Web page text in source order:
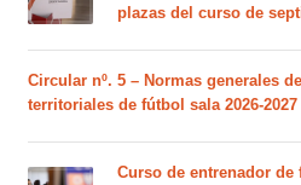
plazas del curso de
Circular nº. 5 – Normas generales
territoriales de fútbol sala 2026-2027
Curso de entrenador de